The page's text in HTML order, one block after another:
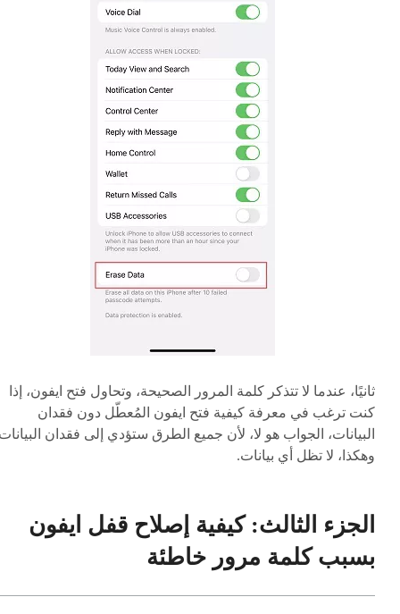
ثانيًا، عندما لا تتذكر كلمة المرور الصحيحة، وتحاول فتح ايفون، إذا
كنت ترغب في معرفة كيفية فتح ايفون المُعطّل دون فقدان
البيانات، الجواب هو لا، لأن جميع الطرق ستؤدي إلى فقدان
وهكذا، لا تظل أي بيانات.
الجزء الثالث: كيفية إصلاح قفل ايفون
بسبب كلمة مرور خاطئة